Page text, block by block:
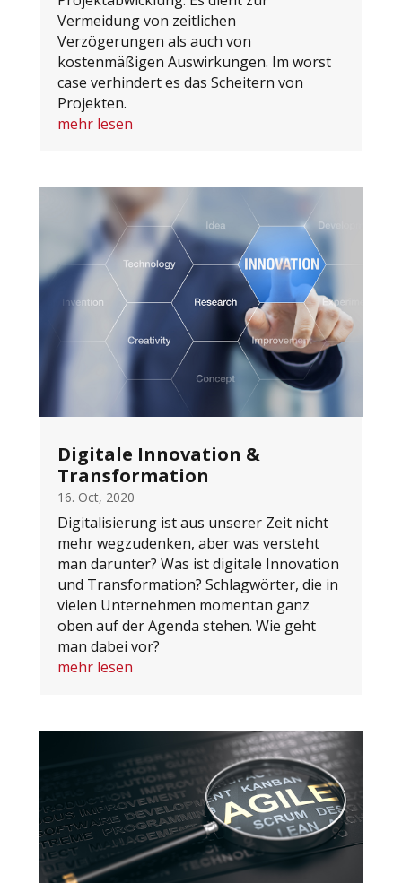
Vermeidung von zeitlichen
Verzögerungen als auch von
kostenmäßigen Auswirkungen. Im worst
case verhindert es das Scheitern von
Projekten.
mehr lesen
Digitale Innovation &
Transformation
16. Oct, 2020
Digitalisierung ist aus unserer Zeit nicht
mehr wegzudenken, aber was versteht
man darunter? Was ist digitale Innovation
und Transformation? Schlagwörter, die in
vielen Unternehmen momentan ganz
oben auf der Agenda stehen. Wie geht
man dabei vor?
mehr lesen